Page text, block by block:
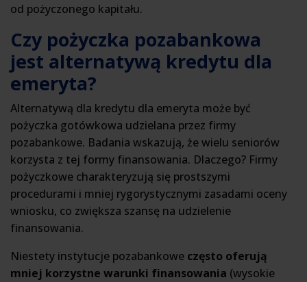
od pożyczonego kapitału.
Czy pożyczka pozabankowa
jest alternatywą kredytu dla
emeryta?
Alternatywą dla kredytu dla emeryta może być
pożyczka gotówkowa udzielana przez firmy
pozabankowe. Badania wskazują, że wielu seniorów
korzysta z tej formy finansowania. Dlaczego? Firmy
pożyczkowe charakteryzują się prostszymi
procedurami i mniej rygorystycznymi zasadami oceny
wniosku, co zwiększa szansę na udzielenie
finansowania.
Niestety instytucje pozabankowe często oferują
mniej korzystne warunki finansowania (wysokie